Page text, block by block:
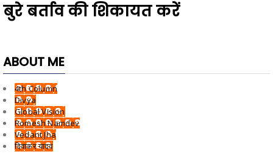
बुरे बर्ताव की शिकायत करें
ABOUT ME
4th Column
Divya
Global Vision
Romesh Namdev
Vedant Jha
दिवाकर यादव